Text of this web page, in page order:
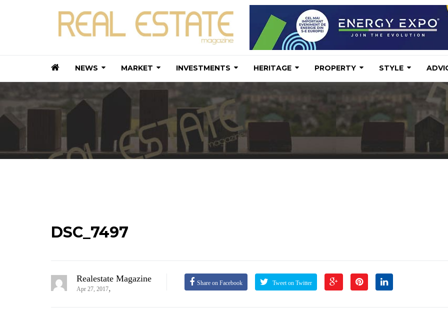
NEWS MARKET INVESTMENTS HERITAGE PROPERTY STYLE
DSC_7497
Realestate Magazine
Apr 27, 2017, Share on Facebook Tweet on Twitter